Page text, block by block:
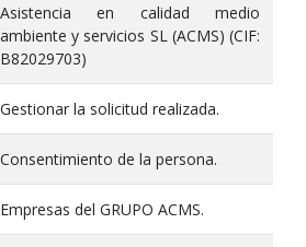
Asistencia en calidad medio
ambiente y servicios SL (ACMS) (CIF:
B82029703)
Gestionar la solicitud realizada.
Consentimiento de la persona.
Empresas del GRUPO ACMS.